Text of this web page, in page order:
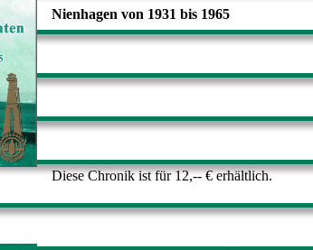
Nienhagen von 1931 bis 1965
Diese Chronik ist für 12,-- € erhältlich.